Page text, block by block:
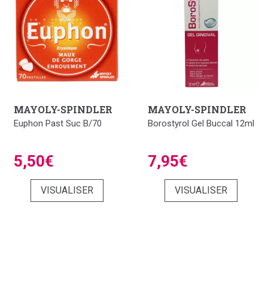
MAYOLY-SPINDLER
Euphon Past Suc B/70
5,50€
VISUALISER
MAYOLY-SPINDLER
Borostyrol Gel Buccal 12ml
7,95€
VISUALISER